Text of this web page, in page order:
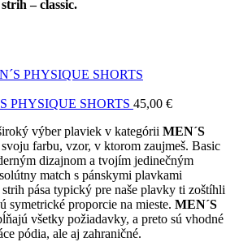
– classic.
PHYSIQUE SHORTS 45,00 €
výber plaviek v kategórii MEN´S
farbu, vzor, v ktorom zaujmeš. Basic
dizajnom a tvojím jedinečným
match s pánskymi plavkami
pása typický pre naše plavky ti zoštíhli
symetrické proporcie na mieste. MEN´S
všetky požiadavky, a preto sú vhodné
pódia, ale aj zahraničné.